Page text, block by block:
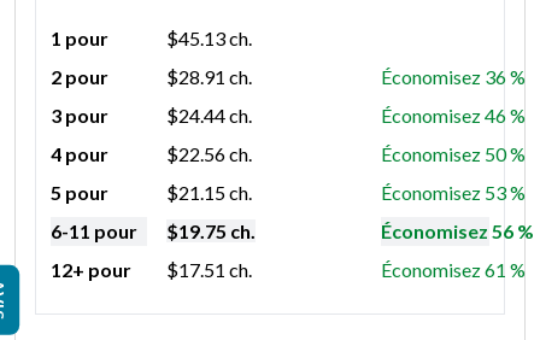
1 pour $45.13ch.
2 pour
$28.91 ch.
Économisez 36 %
3 pour
$24.44ch.
Économisez 46 %
4 pour
$22.56ch.
Économisez 50 %
5 pour
$21.15ch.
Économisez 53 %
6-11 pour
$19.75 ch.
Économisez 56 %
12+ pour
$17.51 ch. Économisez 61 %